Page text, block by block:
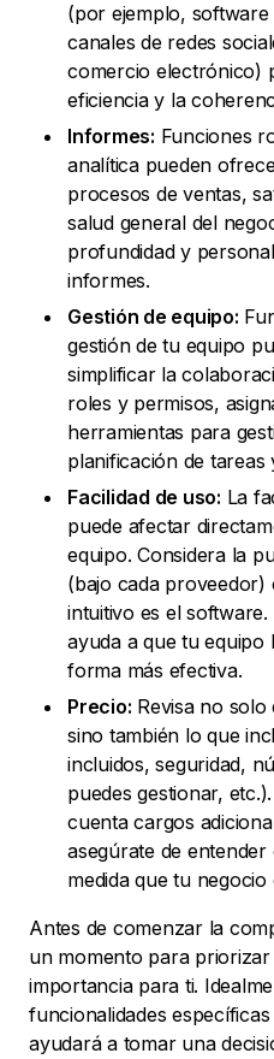
(por ejemplo, software
canales de redes
comercio electrónico)
eficiencia y la
Informes: Funciones
analítica pueden
procesos de ventas,
salud general del
profundidad y
informes.
Gestión de equipo:
gestión de tu equipo
simplificar la
roles y permisos,
herramientas para
planificación de tareas
Facilidad de uso: La
puede afectar
equipo. Considera la
(bajo cada proveedor)
intuitivo es el
ayuda a que tu equipo
forma más efectiva.
Precio: Revisa no
sino también lo que
incluidos, seguridad,
puedes gestionar,
cuenta cargos
asegúrate de
medida que tu negocio
Antes de comenzar la
un momento para
importancia para ti.
funcionalidades
ayudará a tomar una